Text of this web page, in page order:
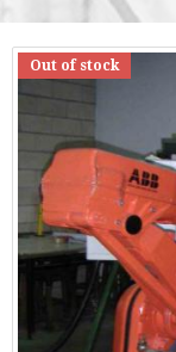
Out of stock